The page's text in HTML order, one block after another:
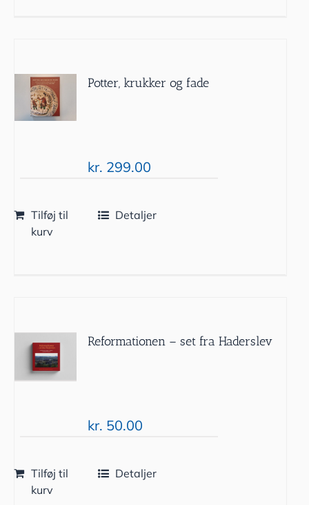
Potter, krukker og fade
kr. 299.00
Tilføj til
kurv
Detaljer
Reformationen – set fra Haderslev
kr. 50.00
Tilføj til
kurv
Detaljer